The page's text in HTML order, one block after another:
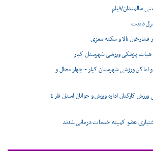
سالمندان/فیلم
دیابت
بالا و سکته مغزی
هیات پزشکی ورزشی شهرستان کیار
اماکن ورزشی شهرستان کیار - چهار محال و
اولین نشست طرح ساماندهی ورزش کارکنان اداره ورزش و جوانان استان فاز 1